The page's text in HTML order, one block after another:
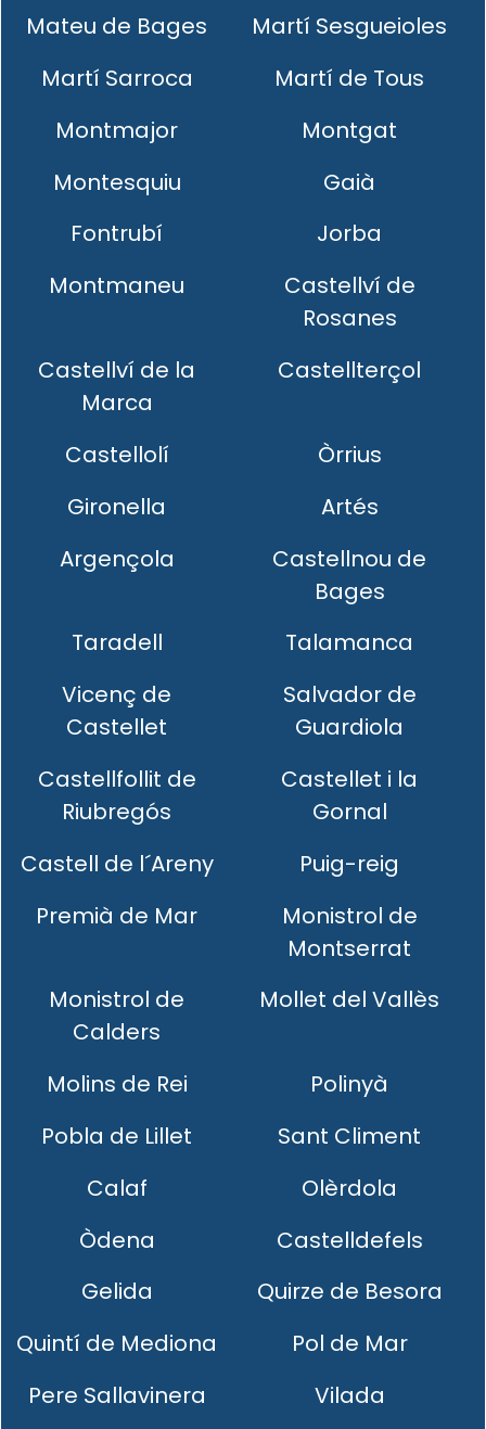
Mateu de Bages
Martí Sesgueioles
Martí Sarroca
Martí de Tous
Montmajor
Montgat
Montesquiu
Gaià
Fontrubí
Jorba
Montmaneu
Castellví de
Rosanes
Castellví de la
Marca
Castellterçol
Castellolí
Òrrius
Gironella
Artés
Argençola
Castellnou de
Bages
Taradell
Talamanca
Vicenç de
Castellet
Salvador de
Guardiola
Castellfollit de
Riubregós
Castellet i la
Gornal
Castell de l´Areny
Puig-reig
Premià de Mar
Monistrol de
Montserrat
Monistrol de
Calders
Mollet del Vallès
Molins de Rei
Polinyà
Pobla de Lillet
Sant Climent
Calaf
Olèrdola
Òdena
Castelldefels
Gelida
Quirze de Besora
Quintí de Mediona
Pol de Mar
Pere Sallavinera
Vilada